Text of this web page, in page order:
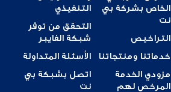
الخاص بشركة بي
نت
التراخيص
خدماتنا ومنتجاتنا
مزودي الخدمة
المرخص لهم
التنفيذي
التحقق من توفر
شبكة الفايبر
الأسئلة المتداولة
اتصل بشبكة بي
نت